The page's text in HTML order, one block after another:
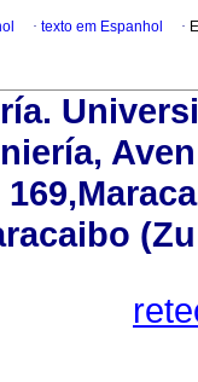
· texto em Espanhol ·